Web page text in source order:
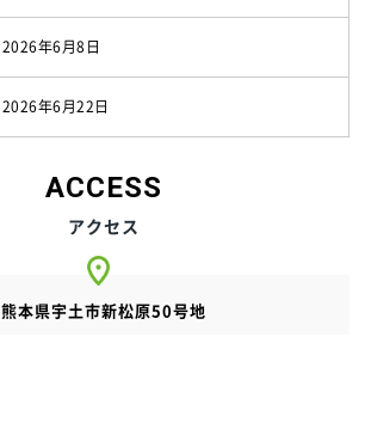
2026年6月8日
2026年6月22日
ACCESS
アクセス
熊本県宇土市新松原50号地